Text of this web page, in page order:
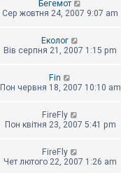
Бегемот
Сер жовтня 24, 2007 9:07 am
Еколог
Вів серпня 21, 2007 1:15 pm
Fin
Пон червня 18, 2007 10:10 am
FireFly
Пон квітня 23, 2007 5:41 pm
FireFly
Чет лютого 22, 2007 1:26 am